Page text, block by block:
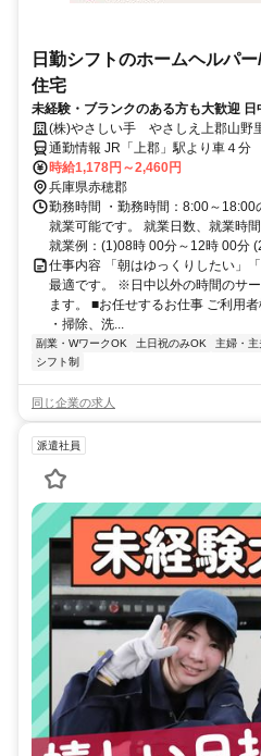
日勤シフトのホームヘルパ
住宅
未経験・ブランクのある方も大歓迎
(株)やさしい手 やさしえ上郡山野
通勤情報 JR「上郡」駅より車４分
時給1,178円～2,460円
兵庫県赤穂郡
勤務時間 ・勤務時間：8:00～18:00
就業可能です。 就業日数、就業時
就業例：(1)08時 00分～12時 00分
仕事内容 「朝はゆっくりしたい」
最適です。 ※日中以外の時間のサ
ます。 ■お任せするお仕事 ご利用
・掃除、洗...
副業・WワークOK 土日祝のみOK 主婦・主
シフト制
同じ企業の求人
派遣社員